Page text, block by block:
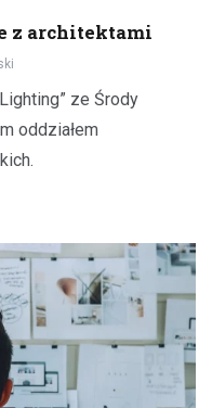
z architektami
ze Środy
oddziałem